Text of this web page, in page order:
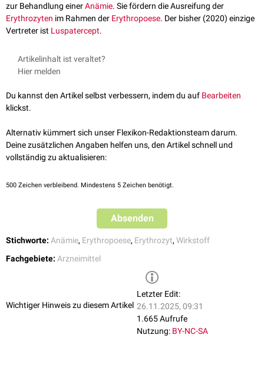
zur Behandlung einerAnämie. Sie fördern die Ausreifung der
Erythrozyten im Rahmen der Erythropoese. Der bisher (2020) einzige
Vertreter ist Luspatercept.
Artikelinhalt ist veraltet?
Hier melden
Du kannst den Artikel selbst verbessern, indem du auf Bearbeiten
klickst.
Alternativ kümmert sich unser Flexikon-Redaktionsteam darum.
Deine zusätzlichen Angaben helfen uns, den Artikel schnell und
vollständig zu aktualisieren:
500 Zeichen verbleibend. Mindestens 5 Zeichen benötigt.
Absenden
Stichworte: Anämie, Erythropoese, Erythrozyt, Wirkstoff
Fachgebiete: Arzneimittel
Wichtiger Hinweis zu diesem Artikel
Letzter Edit:
26.11.2025, 09:31
1.665 Aufrufe
Nutzung: BY-NC-SA